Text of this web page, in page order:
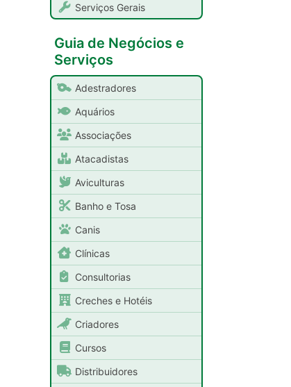
Serviços Gerais
Guia de Negócios e
Serviços
Adestradores
Aquários
Associações
Atacadistas
Aviculturas
Banho e Tosa
Canis
Clínicas
Consultorias
Creches e Hotéis
Criadores
Cursos
Distribuidores